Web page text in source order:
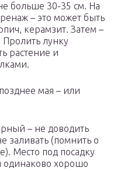
больше 30-35 см. На
– это может быть
керамзит. Затем –
Пролить лунку
растение и
мая – или
– не доводить
заливать (помнить о
Место под посадку
одинаково хорошо